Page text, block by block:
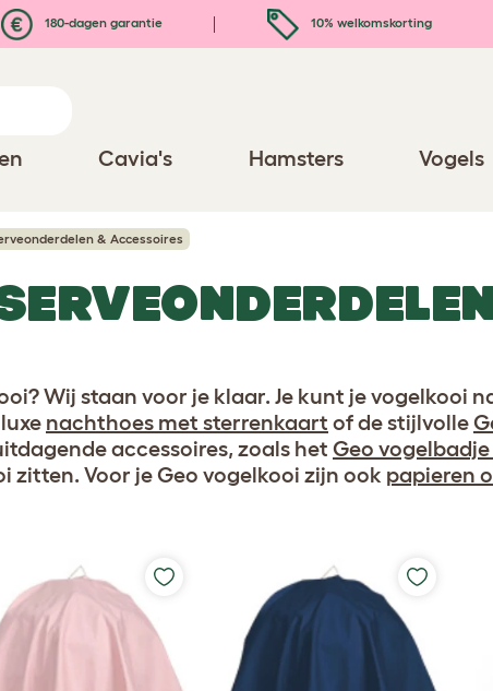
180-dagen garantie 10% welkomskorting
Cavia's Hamsters Vogels
& Accessoires
Wij staan voor je klaar. Je kunt je vogelkooi
nachthoes met sterrenkaart of de stijlvolle
accessoires, zoals het Geo
zitten. Voor je Geo vogelkooi zijn ook papieren